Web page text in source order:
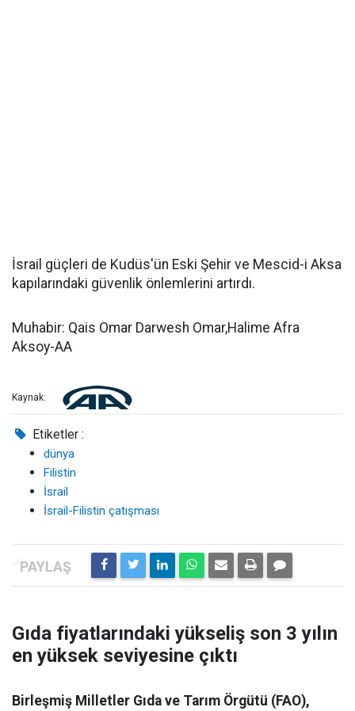
İsrail güçleri de Kudüs'ün Eski Şehir ve Mescid-i Aksa
kapılarındaki güvenlik önlemlerini artırdı.
Muhabir: Qais Omar Darwesh Omar,Halime Afra
Aksoy-AA
Kaynak:
Etiketler :
dünya
Filistin
İsrail
İsrail-Filistin çatışması
Gıda fiyatlarındaki yükseliş son 3 yılın
en yüksek seviyesine çıktı
Birleşmiş Milletler Gıda ve Tarım Örgütü (FAO),